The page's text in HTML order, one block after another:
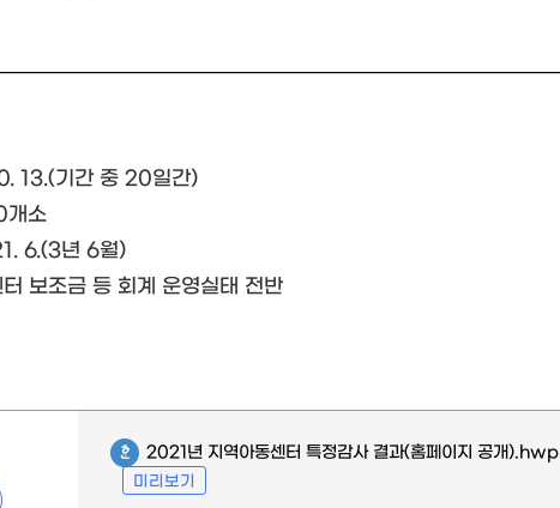
13.(기간 중 20일간)
개소
6.(3년 6월)
보조금 등 회계 운영실태 전반
2021년 지역아동센터 특정감사 결과(홈페이지 공개).hwp
미리보기